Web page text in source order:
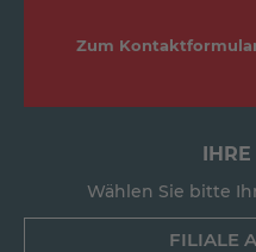
Zum
Wählen Sie bitte
FILIALE